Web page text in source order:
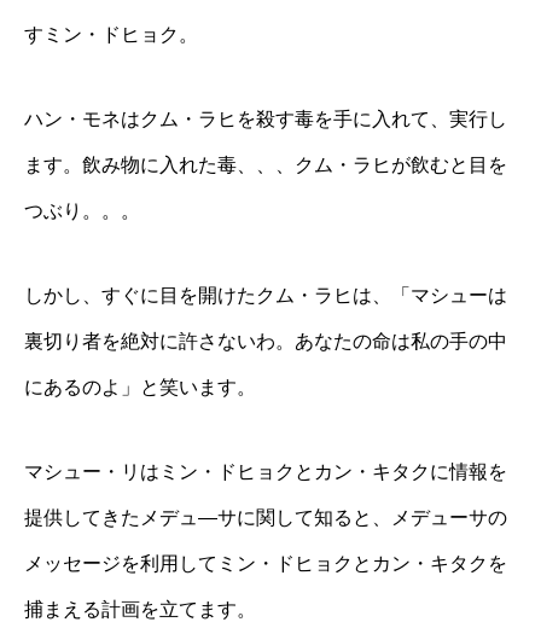
すミン・ドヒョク。
ハン・モネはクム・ラヒを殺す毒を手に入れて、実行し
ます。飲み物に入れた毒、、、クム・ラヒが飲むと目を
つぶり。。。
しかし、すぐに目を開けたクム・ラヒは、「マシューは
裏切り者を絶対に許さないわ。あなたの命は私の手の中
にあるのよ」と笑います。
マシュー・リはミン・ドヒョクとカン・キタクに情報を
提供してきたメデュ―サに関して知ると、メデューサの
メッセージを利用してミン・ドヒョクとカン・キタクを
捕まえる計画を立てます。